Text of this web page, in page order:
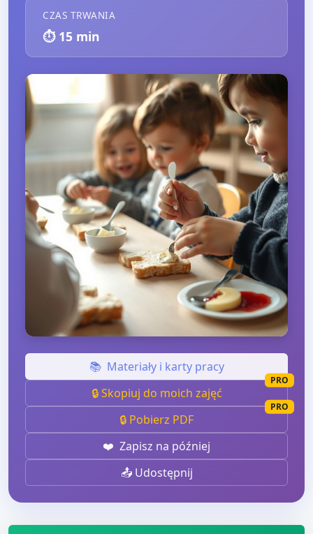
CZAS TRWANIA
⏱️ 15 min
📚 Materiały i karty pracy
🔒 Skopiuj do moich zajęć
PRO
🔒 Pobierz PDF
PRO
❤️ Zapisz na później
📤 Udostępnij